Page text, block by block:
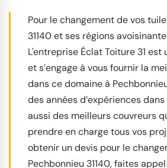
Pour le changement de vos
31140 et ses régions
L'entreprise Éclat Toiture 31
et s’engage à vous fournir la
dans ce domaine à
des années d’expériences
aussi des meilleurs couvreurs
prendre en charge tous vos
obtenir un devis pour le
Pechbonnieu 31140, faites